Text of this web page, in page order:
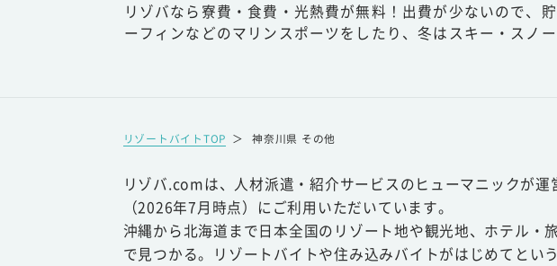
リゾバなら寮費・食費・光熱費が無料！出費が少ないので、
ーフィンなどのマリンスポーツをしたり、冬はスキー・スノ
リゾートバイトTOP ＞ 神奈川県 その他
リゾバ.comは、人材派遣・紹介サービスのヒューマニックが
（2026年7月時点）にご利用いただいています。
沖縄から北海道まで日本全国のリゾート地や観光地、ホテル
で見つかる。リゾートバイトや住み込みバイトがはじめてと